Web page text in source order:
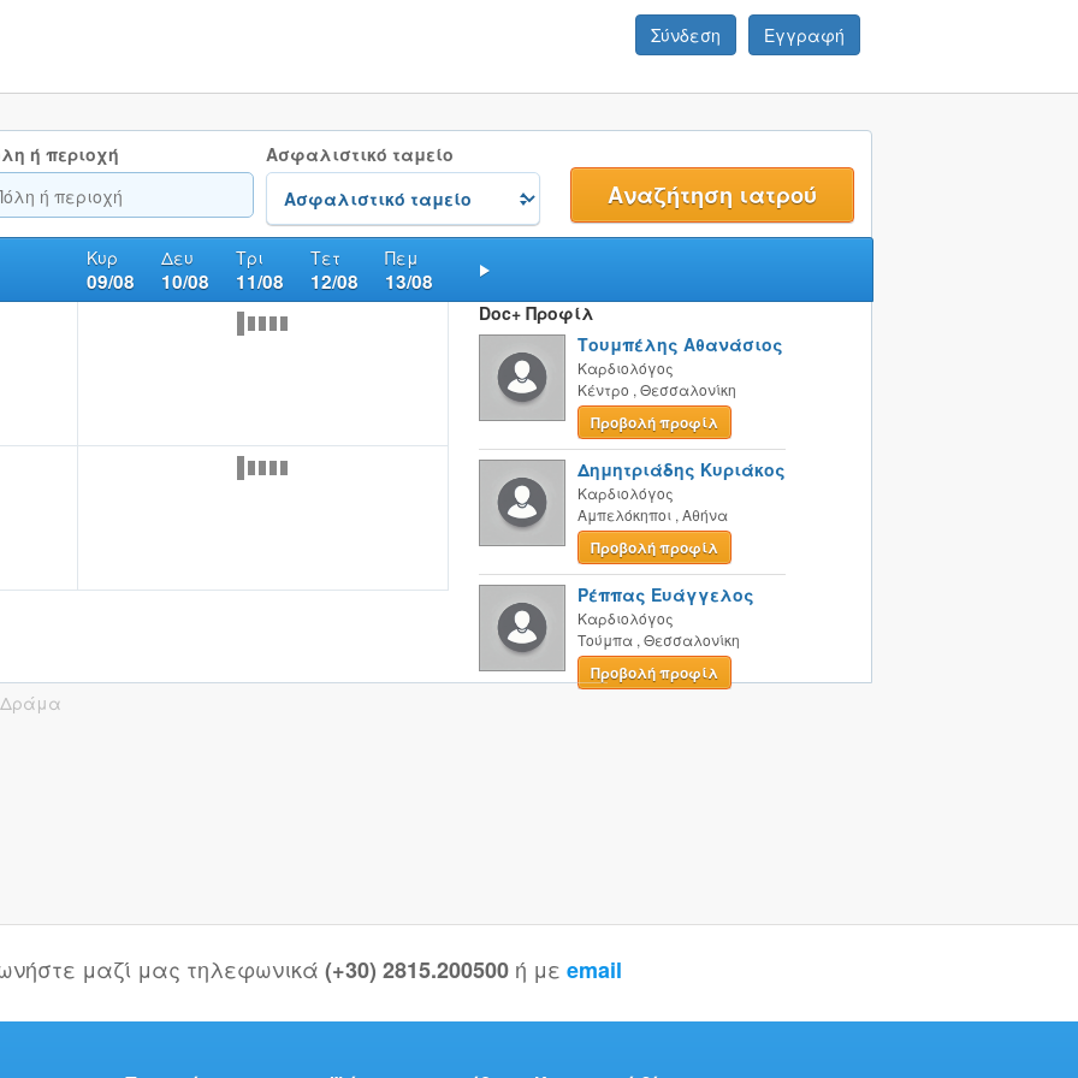
Σύνδεση Εγγραφή
ή περιοχή Ασφαλιστικό ταμείο
Κυρ
09/08
Δευ
10/08
Τρι
11/08
Τετ
12/08
Πεμ
13/08
Doc+ Προφίλ
Τουμπέλης Αθανάσιος
Καρδιολόγος
Κέντρο , Θεσσαλονίκη
Προβολή προφίλ
Δημητριάδης Κυριάκος
Καρδιολόγος
Αμπελόκηποι , Αθήνα
Προβολή προφίλ
Ρέππας Ευάγγελος
Καρδιολόγος
Τούμπα , Θεσσαλονίκη
Προβολή προφίλ
Δράμα
μαζί μας τηλεφωνικά (+30) 2815.200500 ή με email